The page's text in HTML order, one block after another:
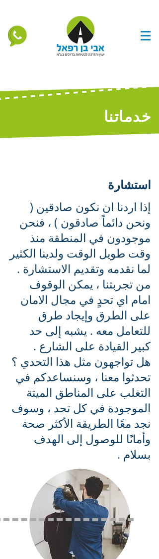
إذا اردنا ان نكون صادقين (
ونحن دائماً صادقون ) ، فنحن
موجودون في المنطقة منذ
وقت طويل الوقت ولدينا الكثير
لما نقدمه وتقديم الاستشارة .
من تجربتنا ، يمكن الوقوف
امام اي تحدٍ في مجال الامان
على الطرق وإيجاد طرق
للتعامل معه . يشبه إلى حد
كبير القيادة على الشارع .
هل تواجهون مثل هذا التحدي ؟
تحدثوا معنا ، وسنساعدكم في
التغلب على المناطق الميتة
الموجودة في كل تحد ، وسوف
نجد معًا الطريقة الأكثر صحة
وأمانًا للوصول إلى الهدف
بسلام .
استشارة
خدماتنا